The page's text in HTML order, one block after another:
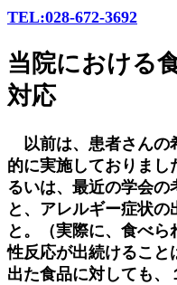
TEL:028-672-3692
当院における
対応
以前は、患者さんの
的に実施しておりま
るいは、最近の学会
と、アレルギー症状の
と。（実際に、食べ
性反応が出続けること
出た食品に対しても、